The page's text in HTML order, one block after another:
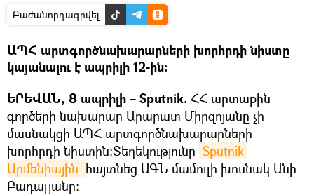
Բաժանորդագրվել
ԱՊՀ արտգործնախարարների խորհրդի նիստը
կայանալու է ապրիլի 12-ին։
ԵՐԵՎԱՆ, 8 ապրիլի – Sputnik. ՀՀ արտաքին
գործերի նախարար Արարատ Միրզոյանը չի
մասնակցի ԱՊՀ արտգործնախարարների
խորհրդի նիստին։Տեղեկությունը Sputnik
Արմենիային հայտնեց ԱԳՆ մամուլի խոսնակ Անի
Բադալյանը։